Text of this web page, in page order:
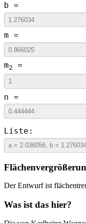
b =
m =
m2 =
n =
Liste:
Der Entwurf ist
Was ist das hier?